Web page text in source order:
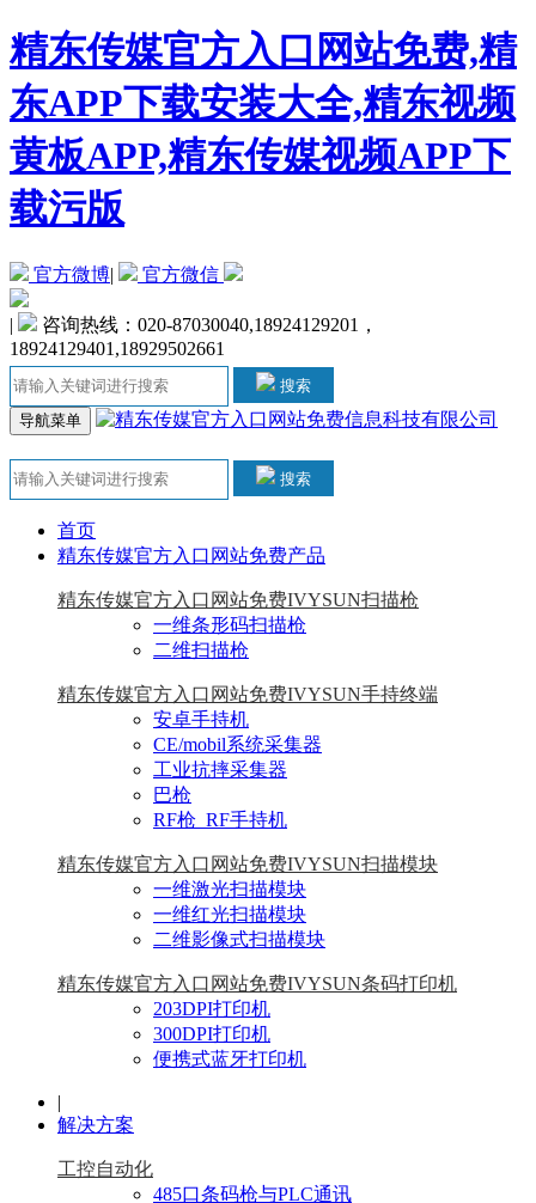
精东传媒官方入口网站免费,精
东APP下载安装大全,精东视频
黄板APP,精东传媒视频APP下
载污版
官方微博| 官方微信
|
咨询热线：020-87030040,18924129201，
18924129401,18929502661
搜索
导航菜单
搜索
首页
精东传媒官方入口网站免费产品
精东传媒官方入口网站免费IVYSUN扫描枪
一维条形码扫描枪
二维扫描枪
精东传媒官方入口网站免费IVYSUN手持终端
安卓手持机
CE/mobil系统采集器
工业抗摔采集器
巴枪
RF枪_RF手持机
精东传媒官方入口网站免费IVYSUN扫描模块
一维激光扫描模块
一维红光扫描模块
二维影像式扫描模块
精东传媒官方入口网站免费IVYSUN条码打印机
203DPI打印机
300DPI打印机
便携式蓝牙打印机
|
解决方案
工控自动化
485口条码枪与PLC通讯